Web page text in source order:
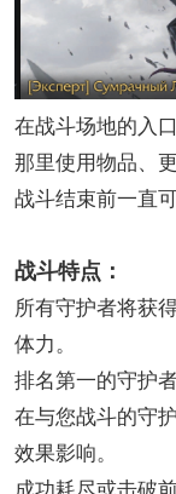
在战斗场地的入
那里使用物品、
战斗结束前一直
战斗特点：
所有守护者将获
体力。
排名第一的守护
在与您战斗的守
效果影响。
成功耗尽或击破